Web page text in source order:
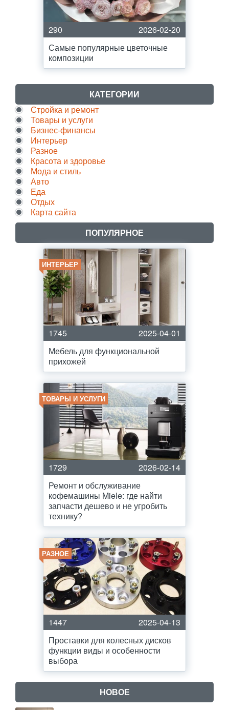
290
2026-02-20
Самые популярные цветочные
композиции
КАТЕГОРИИ
Стройка и ремонт
Товары и услуги
Бизнес-финансы
Интерьер
Разное
Красота и здоровье
Мода и стиль
Авто
Еда
Отдых
Карта сайта
ПОПУЛЯРНОЕ
ИНТЕРЬЕР
1745
2025-04-01
Мебель для функциональной
прихожей
ТОВАРЫ И УСЛУГИ
1729
2026-02-14
Ремонт и обслуживание
кофемашины Miele: где найти
запчасти дешево и не угробить
технику?
РАЗНОЕ
1447
2025-04-13
Проставки для колесных дисков
функции виды и особенности
выбора
НОВОЕ